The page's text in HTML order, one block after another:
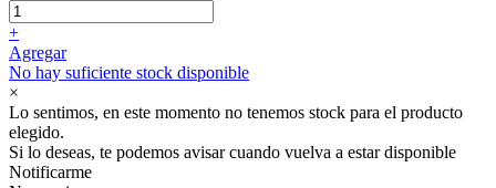
+
Agregar
No hay suficiente stock disponible
×
Lo sentimos, en este momento no tenemos stock para el producto
elegido.
Si lo deseas, te podemos avisar cuando vuelva a estar disponible
Notificarme